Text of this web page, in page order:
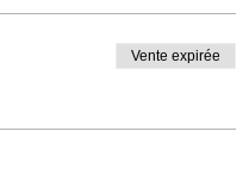
Vente expirée